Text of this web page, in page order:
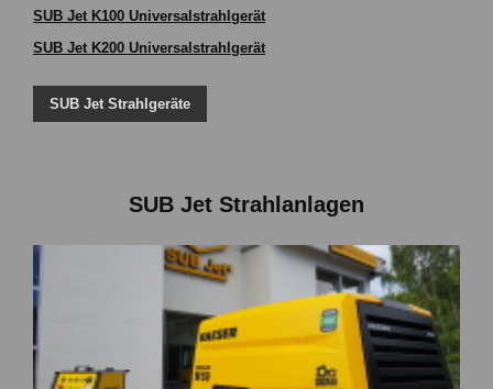
SUB Jet K100 Universalstrahlgerät
SUB Jet K200 Universalstrahlgerät
SUB Jet Strahlgeräte
SUB Jet Strahlanlagen